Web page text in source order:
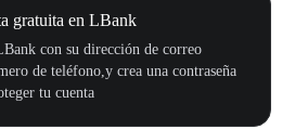
gratuita en LBank
con su dirección de correo
de teléfono,y crea una contraseña
tu cuenta